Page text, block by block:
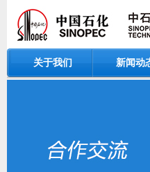
关于我们 新闻动